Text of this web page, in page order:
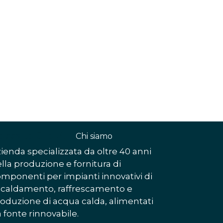
Chi siamo​
specializzata da oltre 40 anni
produzione e fornitura di
per impianti innovativi di
raffrescamento e
di acqua calda, alimentati
fonte rinnovabile.